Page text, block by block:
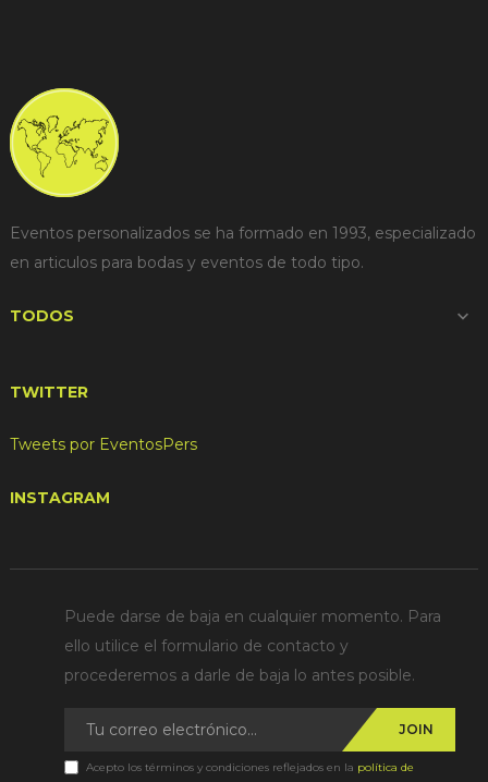
Eventos personalizados se ha formado en 1993, especializado
en articulos para bodas y eventos de todo tipo.
TODOS 
TWITTER
Tweets por EventosPers
INSTAGRAM
Puede darse de baja en cualquier momento. Para
ello utilice el formulario de contacto y
procederemos a darle de baja lo antes posible.
JOIN
Acepto los términos y condiciones reflejados en la política de